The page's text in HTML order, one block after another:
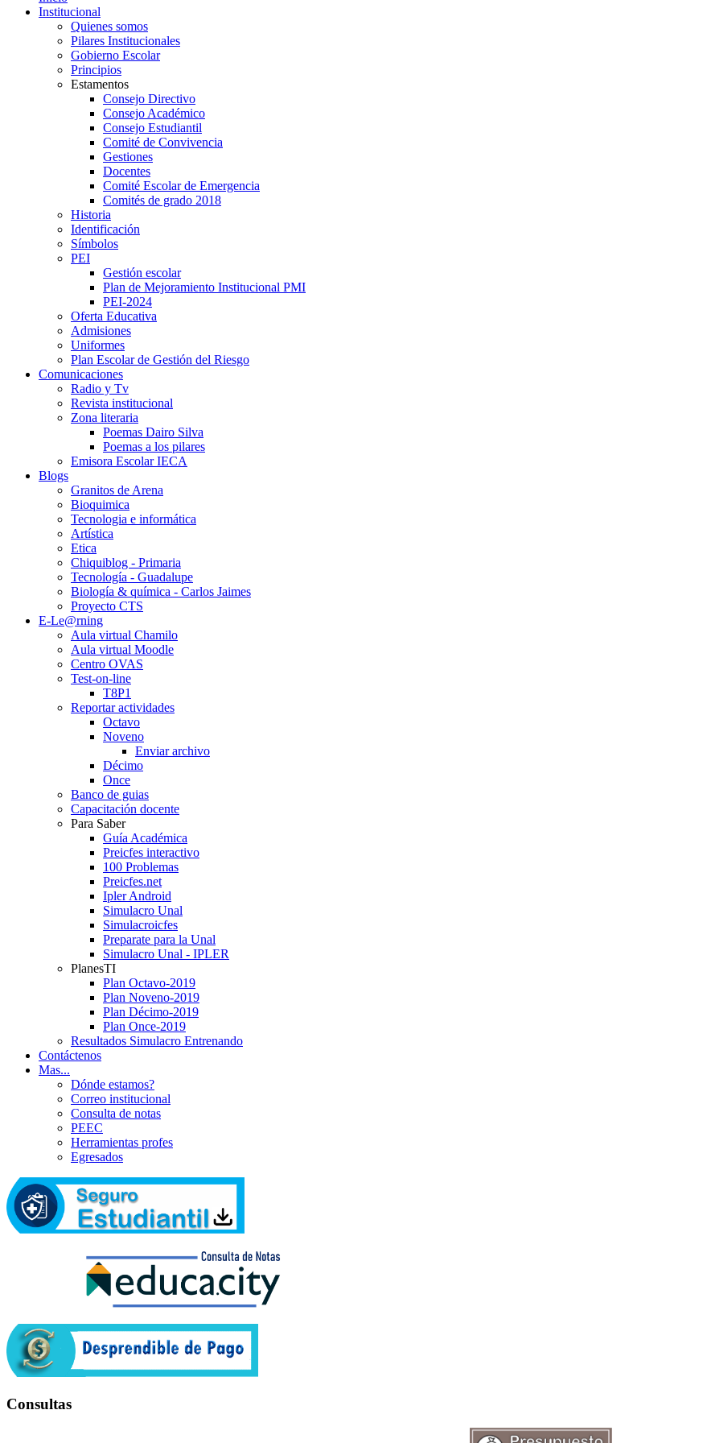
Institucional
Quienes somos
Pilares Institucionales
Gobierno Escolar
Principios
Estamentos
Consejo Directivo
Consejo Académico
Consejo Estudiantil
Comité de Convivencia
Gestiones
Docentes
Comité Escolar de Emergencia
Comités de grado 2018
Historia
Identificación
Símbolos
PEI
Gestión escolar
Plan de Mejoramiento Institucional PMI
PEI-2024
Oferta Educativa
Admisiones
Uniformes
Plan Escolar de Gestión del Riesgo
Comunicaciones
Radio y Tv
Revista institucional
Zona literaria
Poemas Dairo Silva
Poemas a los pilares
Emisora Escolar IECA
Blogs
Granitos de Arena
Bioquimica
Tecnologia e informática
Artística
Etica
Chiquiblog - Primaria
Tecnología - Guadalupe
Biología & química - Carlos Jaimes
Proyecto CTS
E-Le@rning
Aula virtual Chamilo
Aula virtual Moodle
Centro OVAS
Test-on-line
T8P1
Reportar actividades
Octavo
Noveno
Enviar archivo
Décimo
Once
Banco de guias
Capacitación docente
Para Saber
Guía Académica
Preicfes interactivo
100 Problemas
Preicfes.net
Ipler Android
Simulacro Unal
Simulacroicfes
Preparate para la Unal
Simulacro Unal - IPLER
PlanesTI
Plan Octavo-2019
Plan Noveno-2019
Plan Décimo-2019
Plan Once-2019
Resultados Simulacro Entrenando
Contáctenos
Mas...
Dónde estamos?
Correo institucional
Consulta de notas
PEEC
Herramientas profes
Egresados
Consultas